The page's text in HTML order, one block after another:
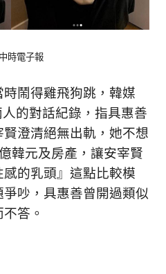
時電子報
鬧得雞飛狗跳，韓媒
人的對話紀錄，指具惠善
澄清絕無出軌，她不想
韓元及房產，讓安宰賢
的乳頭』這點比較模
吵，具惠善曾開過類似
答。